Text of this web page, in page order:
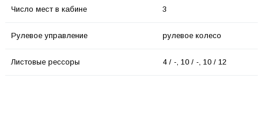
Число мест в кабине 3
Рулевое управление рулевое колесо
Листовые рессоры 4 / -, 10 / -, 10 / 12